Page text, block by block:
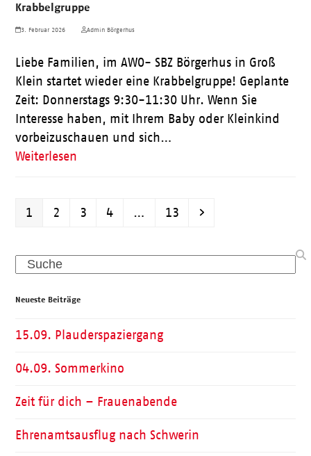
Krabbelgruppe
3. Februar 2026 Admin Börgerhus
Liebe Familien, im AWO- SBZ Börgerhus in Groß
Klein startet wieder eine Krabbelgruppe! Geplante
Zeit: Donnerstags 9:30-11:30 Uhr. Wenn Sie
Interesse haben, mit Ihrem Baby oder Kleinkind
vorbeizuschauen und sich…
Weiterlesen
Seite
1 Seite
2 Seite
3 Seite
4 … Seite
13 Vorwärts
Search
Neueste Beiträge
15.09. Plauderspaziergang
04.09. Sommerkino
Zeit für dich – Frauenabende
Ehrenamtsausflug nach Schwerin